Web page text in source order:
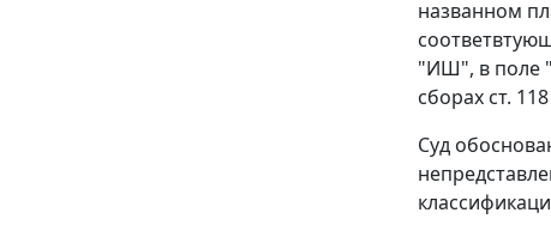
названном
"ИШ", в поле
сборах ст. 118
Суд